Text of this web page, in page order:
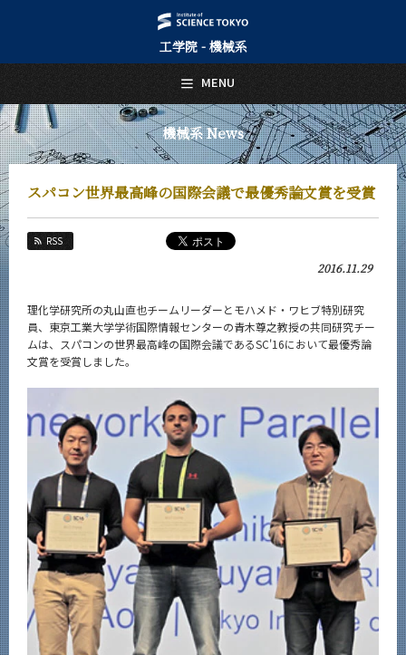
工学院 - 機械系
機械系 News
スパコン世界最高峰の国際会議で最優秀論文賞を受賞
RSS
2016.11.29
理化学研究所の丸山直也チームリーダーとモハメド・ワヒブ特別研究
員、東京工業大学学術国際情報センターの青木尊之教授の共同研究チー
ムは、スパコンの世界最高峰の国際会議であるSC'16において最優秀論
文賞を受賞しました。
MENU
日本語 English
トップページ
Top Page
機械系について
About Us
Education
教員・研究室
未来
Future
入学案内
Admissions
News
News 一覧
カテゴリ別
課程別
月別
イベントカレンダー
Event Calendar